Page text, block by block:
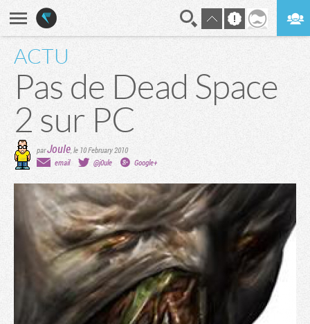
ACTU
Pas de Dead Space
2 sur PC
parJoule,le 10 February 2010
email
@j0ule Google+